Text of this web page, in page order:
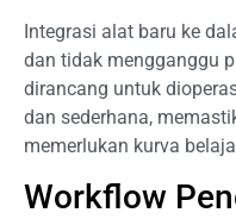
Integrasi alat baru ke
dan tidak mengganggu
dirancang untuk
dan sederhana,
memerlukan kurva
Workflow